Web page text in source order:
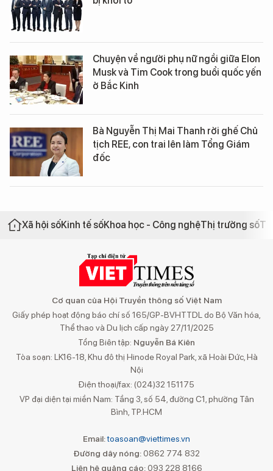
Chuyện về người phụ nữ ngồi giữa Elon
Musk và Tim Cook trong buổi quốc yến
ở Bắc Kinh
Bà Nguyễn Thị Mai Thanh rời ghế Chủ
tịch REE, con trai lên làm Tổng Giám
đốc
Xã hội sốKinh tế sốKhoa học - Công nghệThị trường số
Cơ quan của Hội Truyền thông số Việt Nam
Giấy phép hoạt động báo chí số 165/GP-BVHTTDL do Bộ Văn hóa,
Thể thao và Du lịch cấp ngày 27/11/2025
Tổng Biên tập: Nguyễn Bá Kiên
Tòa soạn: LK16-18, Khu đô thị Hinode Royal Park, xã Hoài Đức, Hà
Nội
Điện thoại/fax: (024)32 151175
VP đại diện tại miền Nam: Tầng 3, số 54, đường C1, phường Tân
Bình, TP.HCM
Email:toasoan@viettimes.vn
Đường dây nóng: 0862 774 832
Liên hệ quảng cáo:093 228 8166